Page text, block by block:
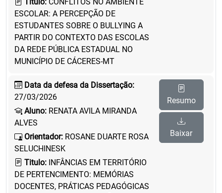
ESCOLAR: A PERCEPÇÃO DE
ESTUDANTES SOBRE O BULLYING A
PARTIR DO CONTEXTO DAS ESCOLAS
DA REDE PÚBLICA ESTADUAL NO
MUNICÍPIO DE CÁCERES-MT
Data da defesa da Dissertação:
27/03/2026
Aluno: RENATA AVILA MIRANDA
ALVES
Orientador: ROSANE DUARTE ROSA
SELUCHINESK
Titulo: INFÂNCIAS EM TERRITÓRIO
DE PERTENCIMENTO: MEMÓRIAS
DOCENTES, PRÁTICAS PEDAGÓGICAS
Resumo
Baixar